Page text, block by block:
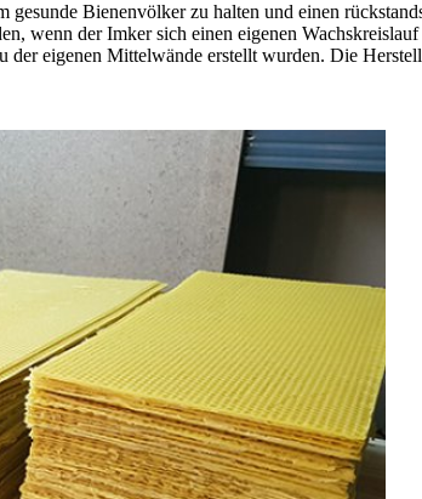
Bienenvölker zu halten und einen
wenn der Imker sich einen eigenen
eigenen Mittelwände erstellt wurden. Die